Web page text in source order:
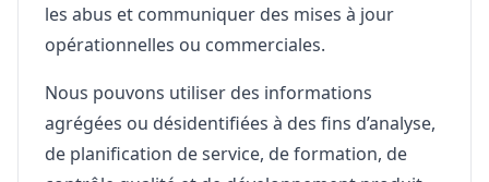
les abus et communiquer des mises à jour
opérationnelles ou commerciales.
Nous pouvons utiliser des informations
agrégées ou désidentifiées à des fins d’analyse,
de planification de service, de formation, de